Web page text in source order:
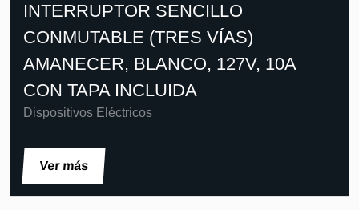
INTERRUPTOR SENCILLO
CONMUTABLE (TRES VÍAS)
AMANECER, BLANCO, 127V, 10A
CON TAPA INCLUIDA
Dispositivos Eléctricos
Ver más